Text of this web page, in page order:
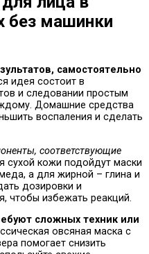
без машинки
самостоятельно
идея состоит в
и следовании простым
Домашние средства
воспаления и сделать
соответствующие
сухой кожи подойдут маски
а для жирной – глина и
дозировки и
чтобы избежать реакций.
сложных техник или
овсяная маска с
помогает снизить